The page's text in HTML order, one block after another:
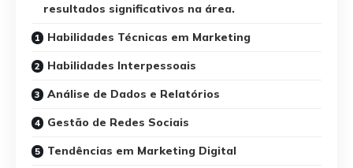
resultados significativos na área.
Habilidades Técnicas em Marketing
Habilidades Interpessoais
Análise de Dados e Relatórios
Gestão de Redes Sociais
Tendências em Marketing Digital